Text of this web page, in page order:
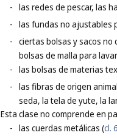
- las redes de pescar, las
- las fundas no ajustables
- ciertas bolsas y sacos
bolsas de malla para
- las bolsas de materias
- las fibras de origen
seda, la tela de yute, la
Esta clase no comprende en
- las cuerdas metálicas (cl.